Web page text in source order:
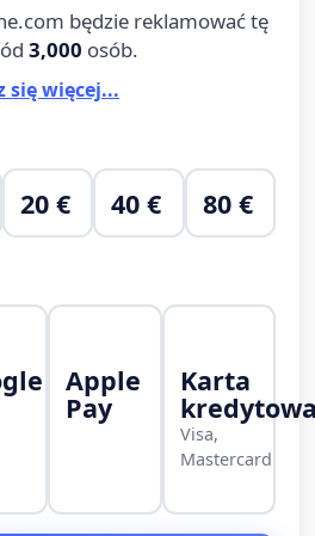
będzie reklamować tę
3,000 osób.
się więcej...
20 € 40 € 80 €
Apple
Pay
Karta
Visa,
Mastercard